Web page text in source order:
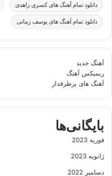
دانلود تمام آهنگ های کسری زاهدی
دانلود تمام آهنگ های یوسف زمانی
آهنگ جدید
ریمیکس آهنگ
آهنگ های پرطرفدار
بایگانی‌ها
فوریه 2023
ژانویه 2023
دسامبر 2022